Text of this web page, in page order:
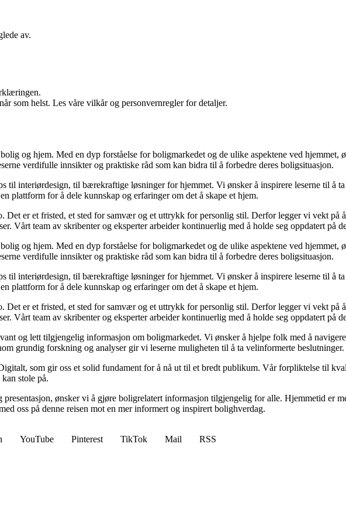
av.
som helst. Les våre vilkår og personvernregler for detaljer.
og hjem. Med en dyp forståelse for boligmarkedet og de ulike aspektene ved
verdifulle innsikter og praktiske råd som kan bidra til å forbedre deres boligsituasjon.
til interiørdesign, til bærekraftige løsninger for hjemmet. Vi ønsker å inspirere leserne til å
plattform for å dele kunnskap og erfaringer om det å skape et hjem.
Det er et fristed, et sted for samvær og et uttrykk for personlig stil. Derfor legger vi vekt på
Vårt team av skribenter og eksperter arbeider kontinuerlig med å holde seg oppdatert på
og hjem. Med en dyp forståelse for boligmarkedet og de ulike aspektene ved
verdifulle innsikter og praktiske råd som kan bidra til å forbedre deres boligsituasjon.
til interiørdesign, til bærekraftige løsninger for hjemmet. Vi ønsker å inspirere leserne til å
plattform for å dele kunnskap og erfaringer om det å skape et hjem.
Det er et fristed, et sted for samvær og et uttrykk for personlig stil. Derfor legger vi vekt på
Vårt team av skribenter og eksperter arbeider kontinuerlig med å holde seg oppdatert på
og lett tilgjengelig informasjon om boligmarkedet. Vi ønsker å hjelpe folk med å
grundig forskning og analyser gir vi leserne muligheten til å ta velinformerte beslutninger.
som gir oss et solid fundament for å nå ut til et bredt publikum. Vår forpliktelse til
stole på.
ønsker vi å gjøre boligrelatert informasjon tilgjengelig for alle. Hjemmetid er
oss på denne reisen mot en mer informert og inspirert bolighverdag.
YouTube Pinterest TikTok Mail
RSS